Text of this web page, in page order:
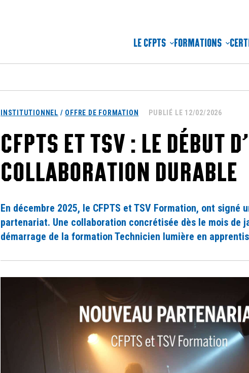
LE CFPTS FORMATIONS
INSTITUTIONNEL / OFFRE DE FORMATION PUBLIÉ LE 12/02/2026
CFPTS ET TSV : LE DÉBUT
COLLABORATION DURABLE
En décembre 2025, le CFPTS et TSV Formation, ont signé
partenariat. Une collaboration concrétisée dès le mois de
démarrage de la formation Technicien lumière en